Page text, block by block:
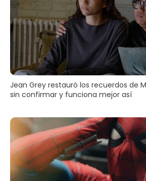
Jean Grey restauró los recuerdos de
sin confirmar y funciona mejor así